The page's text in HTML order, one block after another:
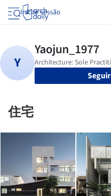
Iniciar sessão
Seguir
住宅